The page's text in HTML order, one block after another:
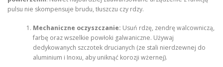
pulsu nie skompensuje brudu, tłuszczu czy rdzy.
Mechaniczne oczyszczanie: Usuń rdzę, zendrę walcowniczą,
farbę oraz wszelkie powłoki galwaniczne. Używaj
dedykowanych szczotek drucianych (ze stali nierdzewnej do
aluminium i Inoxu, aby uniknąć korozji wżernej).